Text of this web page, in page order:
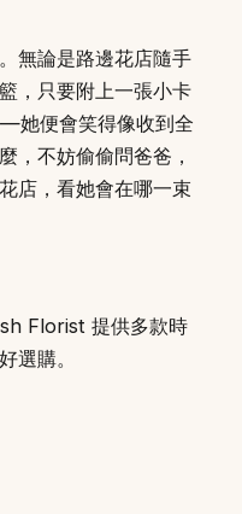
無論是路邊花店隨手
，只要附上一張小卡
她便會笑得像收到全
，不妨偷偷問爸爸，
店，看她會在哪一束
Florist 提供多款時
選購。